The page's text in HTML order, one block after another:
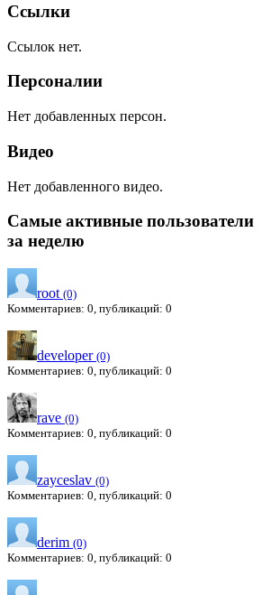
Ссылки
Ссылок нет.
Персоналии
Нет добавленных персон.
Видео
Нет добавленного видео.
Самые активные пользователи
за неделю
root (0)
Комментариев: 0, публикаций: 0
developer (0)
Комментариев: 0, публикаций: 0
rave (0)
Комментариев: 0, публикаций: 0
zayceslav (0)
Комментариев: 0, публикаций: 0
derim (0)
Комментариев: 0, публикаций: 0